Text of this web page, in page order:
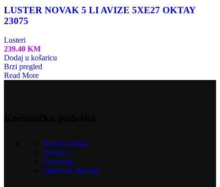
LUSTER NOVAK 5 LI AVIZE 5XE27 OKTAY
23075
Lusteri
239.40 KM
Dodaj u košaricu
Brzi pregled
Read More
Povrat artikala
Dostava
Garancija
Sigurnost plaćanja